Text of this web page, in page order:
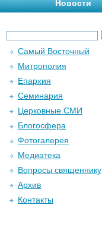
Новости
Самый Восточный
Митрополия
Епархия
Семинария
Церковные СМИ
Блогосфера
Фотогалерея
Медиатека
Вопросы священнику
Архив
Контакты